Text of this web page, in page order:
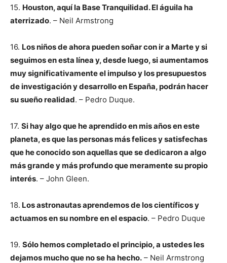
15. Houston, aquí la Base Tranquilidad. El águila ha
aterrizado. – Neil Armstrong
16. Los niños de ahora pueden soñar con ir a Marte y si
seguimos en esta línea y, desde luego, si aumentamos
muy significativamente el impulso y los presupuestos
de investigación y desarrollo en España, podrán hacer
su sueño realidad. – Pedro Duque.
17. Si hay algo que he aprendido en mis años en este
planeta, es que las personas más felices y satisfechas
que he conocido son aquellas que se dedicaron a algo
más grande y más profundo que meramente su propio
interés. – John Gleen.
18. Los astronautas aprendemos de los científicos y
actuamos en su nombre en el espacio. – Pedro Duque
19. Sólo hemos completado el principio, a ustedes les
dejamos mucho que no se ha hecho. – Neil Armstrong